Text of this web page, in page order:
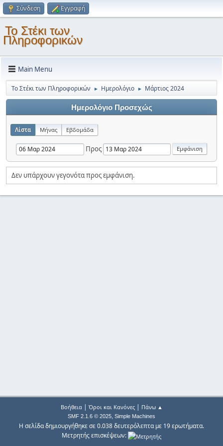
Σύνδεση Εγγραφή
Το Στέκι των
Πληροφορικών
Main Menu
Το Στέκι των Πληροφορικών ► Ημερολόγιο ► Μάρτιος 2024
Ημερολόγιο Προσεχώς
Λίστα Μήνας Εβδομάδα
Προς
Δεν υπάρχουν γεγονότα προς εμφάνιση.
Βοήθεια| Όροι και Κανόνες| Πάνω ▲
SMF 2.1.6 © 2025, Simple Machines
Η σελίδα δημιουργήθηκε σε 0.038 δευτερόλεπτα με 19 ερωτήματα.
Μετρητής επισκέψεων: